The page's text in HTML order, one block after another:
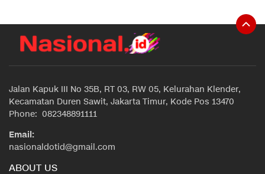
Jalan Kapuk III No 35B, RT 03, RW 05, Kelurahan Klender,
Kecamatan Duren Sawit, Jakarta Timur, Kode Pos 13470
Phone: 082348891111
Email:
nasionaldotid@gmail.com
ABOUT US